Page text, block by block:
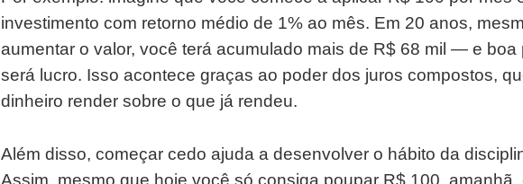
investimento com retorno médio de 1% ao mês. Em 20 anos,
aumentar o valor, você terá acumulado mais de R$ 68 mil — e boa
será lucro. Isso acontece graças ao poder dos juros compostos,
dinheiro render sobre o que já rendeu.
Além disso, começar cedo ajuda a desenvolver o hábito da
Assim, mesmo que hoje você só consiga poupar R$ 100, amanhã,